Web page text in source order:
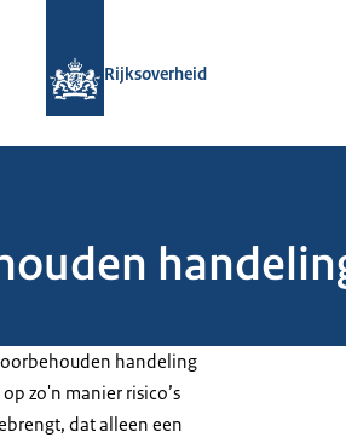
Rijksoverheid
handeling
zo'n manier risico’s
dat alleen een